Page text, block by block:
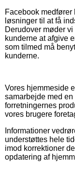
Facebook
løsninger til at få
Derudover møder
kunderne at afgive
som tilmed må
kunderne.
Vores hjemmeside
samarbejde med
forretningernes
vores brugere
Informationer
understøttes hele
imod korrektioner
opdatering af